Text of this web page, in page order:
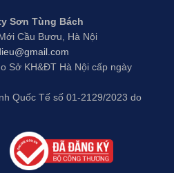
Sơn Tùng Bách
Cầu Bươu, Hà Nội
Sở KH&ĐT Hà Nội cấp ngày
Quốc Tế số 01-2129/2023 do